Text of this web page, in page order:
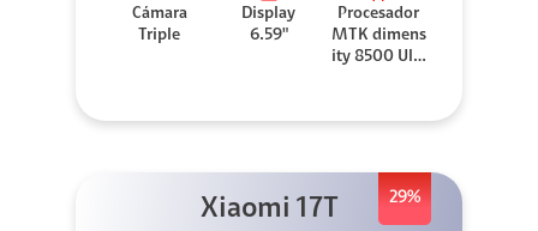
Cámara
Triple
Display
6.59"
Procesador
MTK dimens
ity 8500 Ultr
29%
Xiaomi 17T